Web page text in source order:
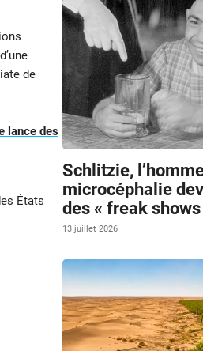
de
lance des
États
Schlitzie,
microcéphalie
des « freak shows
13 juillet 2026